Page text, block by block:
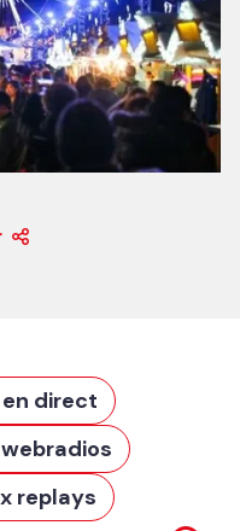
en direct
replays